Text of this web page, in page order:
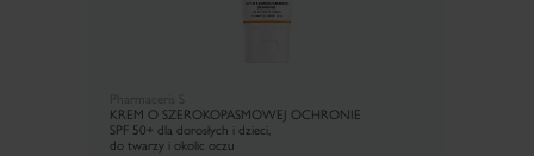
KREM O SZEROKOPASMOWEJ OCHRONIE
SPF 50+ dla dorosłych i dzieci,
do twarzy i okolic oczu